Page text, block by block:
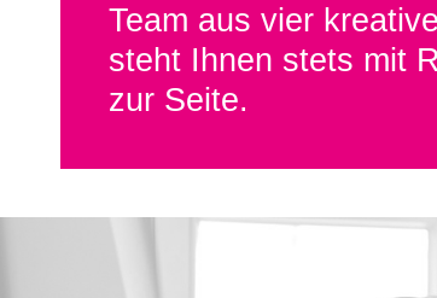
Team aus vier
steht Ihnen stets mit
zur Seite.